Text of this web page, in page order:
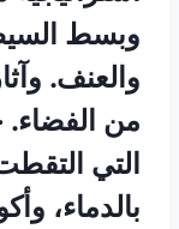
وبسط
والعنف.
من
التي
بالدماء،